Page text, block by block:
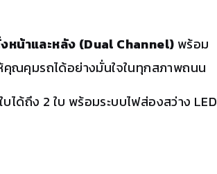
หน้าและหลัง (Dual Channel) พร้อม
ณคุมรถได้อย่างมั่นใจในทุกสภาพถนน
ได้ถึง 2 ใบ พร้อมระบบไฟส่องสว่าง LED